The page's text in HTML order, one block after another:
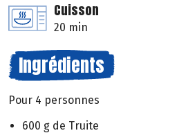
Cuisson
20 min
Ingrédients
Pour 4 personnes
600 g de Truite